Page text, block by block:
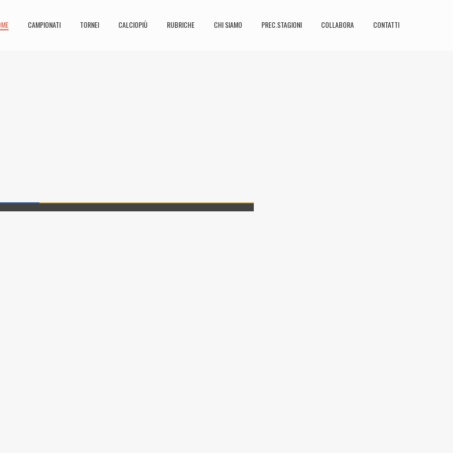
CAMPIONATI TORNEI CALCIOPIÙ RUBRICHE CHI SIAMO PREC.STAGIONI COLLABORA CONTATTI